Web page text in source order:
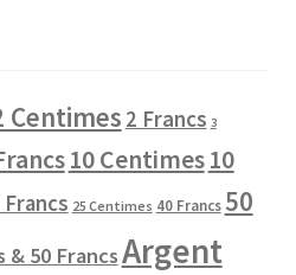
Centimes 2 Francs 3
10 Centimes10
Francs 25 Centimes 40 Francs 50
& 50 FrancsArgent